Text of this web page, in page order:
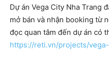
Dự án Vega City Nha Trang
mở bán và nhận booking từ
đọc quan tâm đến dự án có
https://reti.vn/projects/